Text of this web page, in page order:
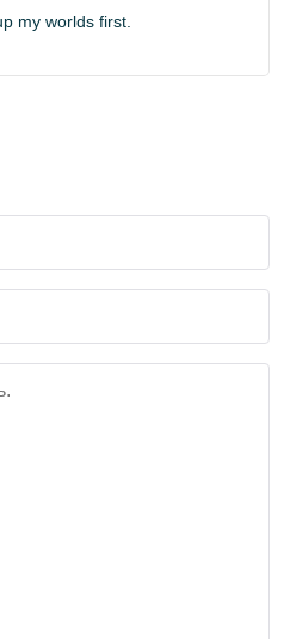
когда обновление
способ, чтобы сразу
и Closed Captions в
дожидаясь
my worlds first.